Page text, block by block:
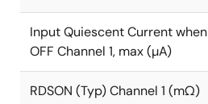
Input Quiescent Current when
OFF Channel 1, max (µA)
RDSON (Typ) Channel 1 (mΩ)